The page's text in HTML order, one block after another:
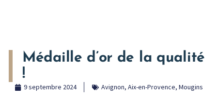
Médaille d’or de la qualité
!
9 septembre 2024 Avignon, Aix-en-Provence, Mougins